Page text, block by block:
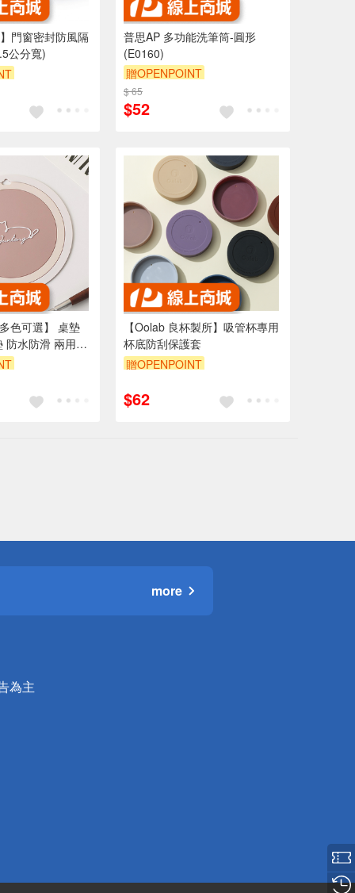
門窗密封防風隔
公分寬)
普思AP 多功能洗筆筒-圓形
(E0160)
贈OPENPOINT
$ 65
$52
色可選】 桌墊
防水防滑 兩用隔
墊 矽膠防燙墊
【Oolab 良杯製所】吸管杯專用
杯底防刮保護套
贈OPENPOINT
$62
more
為主